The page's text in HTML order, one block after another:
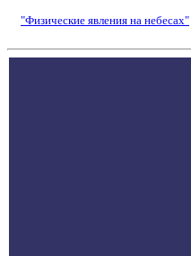
"Физические явления на небесах"